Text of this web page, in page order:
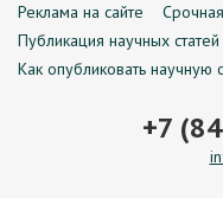
Реклама на сайте
Публикация научных статей
Как опубликовать научную
+7